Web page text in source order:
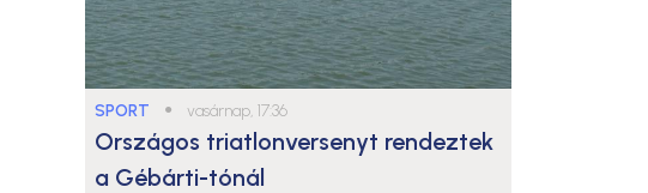
SPORT ● vasárnap, 17:36
Országos triatlonversenyt rendeztek
a Gébárti-tónál